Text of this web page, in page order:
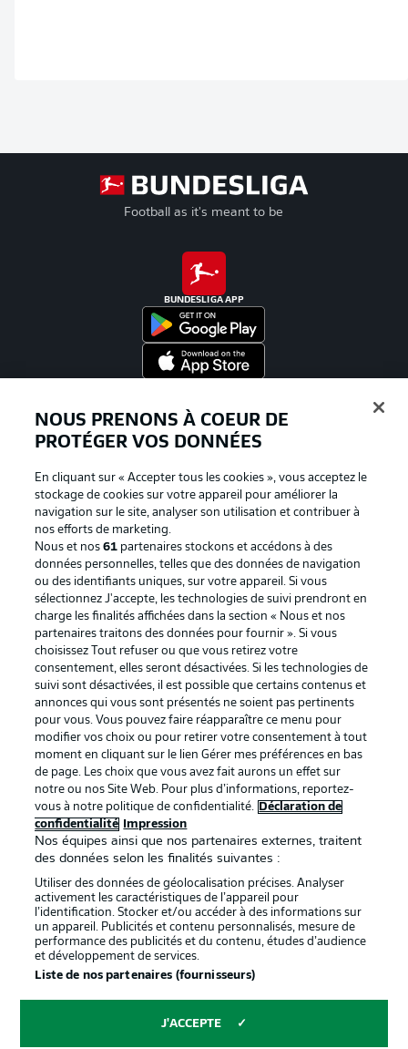
Football as it's meant to be
BUNDESLIGA APP
La publicité Conditions d’utilisation des
Mentions Légales Gérer mes préférences
Déclaration de
confidentialité
Diffuseurs
Travaux Contact
Impression Joueurs
© 2026 Bundesliga-Gruppe GmbH
Choisissez votre langue
NOUS PRENONS À COEUR DE
PROTÉGER VOS DONNÉES
En cliquant sur « Accepter tous les cookies », vous acceptez le
stockage de cookies sur votre appareil pour améliorer la
navigation sur le site, analyser son utilisation et contribuer à
nos efforts de marketing.
Nous et nos61 partenaires stockons et accédons à des
données personnelles, telles que des données de navigation
ou des identifiants uniques, sur votre appareil. Si vous
sélectionnez J'accepte, les technologies de suivi prendront en
charge les finalités affichées dans la section « Nous et nos
partenaires traitons des données pour fournir ». Si vous
choisissez Tout refuser ou que vous retirez votre
consentement, elles seront désactivées. Si les technologies de
suivi sont désactivées, il est possible que certains contenus et
annonces qui vous sont présentés ne soient pas pertinents
pour vous. Vous pouvez faire réapparaître ce menu pour
modifier vos choix ou pour retirer votre consentement à tout
moment en cliquant sur le lien Gérer mes préférences en bas
de page. Les choix que vous avez fait aurons un effet sur
notre ou nos Site Web. Pour plus d’informations, reportez-
vous à notre politique de confidentialité.
Déclaration de
confidentialité
Impression
Nos équipes ainsi que nos partenaires externes, traitent
des données selon les finalités suivantes :
Utiliser des données de géolocalisation précises. Analyser
activement les caractéristiques de l’appareil pour
l’identification. Stocker et/ou accéder à des informations sur
un appareil. Publicités et contenu personnalisés, mesure de
performance des publicités et du contenu, études d’audience
et développement de services.
Liste de nos partenaires (fournisseurs)
J'ACCEPTE